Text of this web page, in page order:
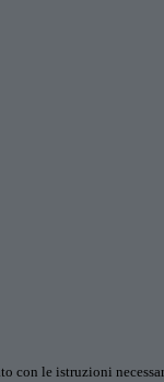
con le istruzioni